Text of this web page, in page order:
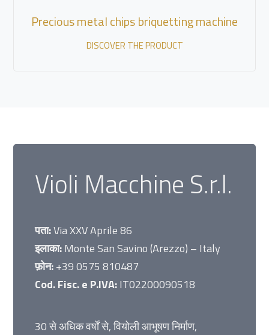
Precious metal chips briquetting machine
DISCOVER THE PRODUCT
Violi Macchine S.r.l.
पता:Via XXV Aprile 86
इलाका:Monte San Savino (Arezzo) – Italy
फ़ोन:+39 0575 810487
Cod. Fisc. e P.IVA:IT02200090518
30 से अधिक वर्षों से, वियोली आभूषण निर्माण,